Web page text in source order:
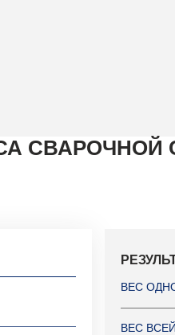
СВАРОЧНОЙ
ВЕС
ВЕС